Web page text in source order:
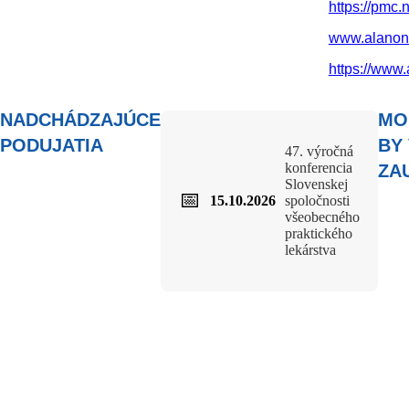
https://
https://
NADCHÁDZAJÚCE
PODUJATIA
📅 15.10.2026
47. výročná
konferencia
Slovenskej
spoločnosti
všeobecného
praktického
lekárstva
BY